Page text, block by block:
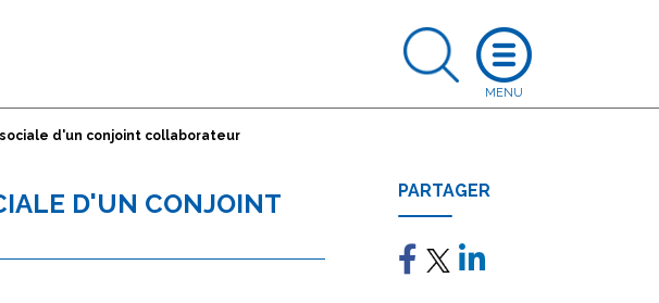
d'un conjoint collaborateur
D'UN CONJOINT
PARTAGER